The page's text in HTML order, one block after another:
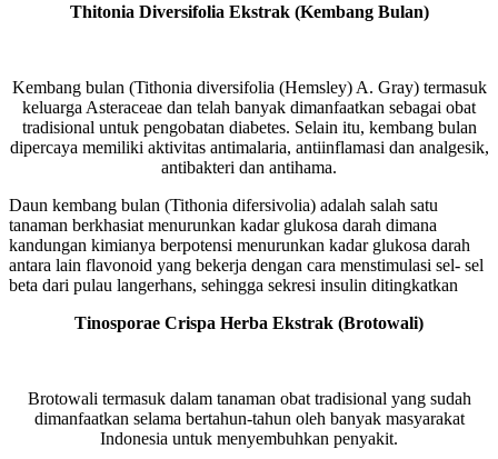
Thitonia Diversifolia Ekstrak (Kembang Bulan)
Kembang bulan (Tithonia diversifolia (Hemsley) A. Gray) termasuk
keluarga Asteraceae dan telah banyak dimanfaatkan sebagai obat
tradisional untuk pengobatan diabetes. Selain itu, kembang bulan
dipercaya memiliki aktivitas antimalaria, antiinflamasi dan analgesik,
antibakteri dan antihama.
Daun kembang bulan (Tithonia difersivolia) adalah salah satu
tanaman berkhasiat menurunkan kadar glukosa darah dimana
kandungan kimianya berpotensi menurunkan kadar glukosa darah
antara lain flavonoid yang bekerja dengan cara menstimulasi sel- sel
beta dari pulau langerhans, sehingga sekresi insulin ditingkatkan
Tinosporae Crispa Herba Ekstrak (Brotowali)
Brotowali termasuk dalam tanaman obat tradisional yang sudah
dimanfaatkan selama bertahun-tahun oleh banyak masyarakat
Indonesia untuk menyembuhkan penyakit.